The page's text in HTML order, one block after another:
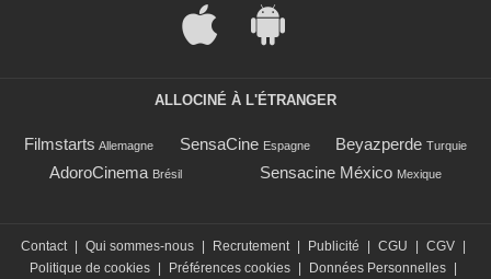
ALLOCINÉ À L'ÉTRANGER
Filmstarts Allemagne SensaCine Espagne Beyazperde Turquie
AdoroCinema Brésil Sensacine México Mexique
Contact Qui sommes-nous Recrutement Publicité CGU CGV
Politique de cookies
Préférences cookies Données Personnelles